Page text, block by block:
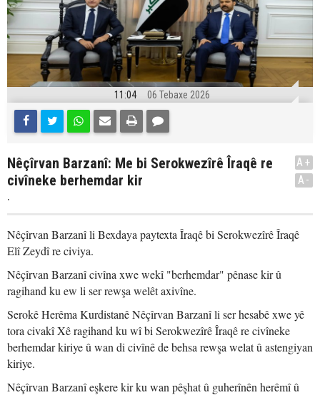
11:04 06 Tebaxe 2026
Nêçîrvan Barzanî: Me bi Serokwezîrê Îraqê re
civîneke berhemdar kir
.
A+
A-
Nêçîrvan Barzanî li Bexdaya paytexta Îraqê bi Serokwezîrê Îraqê
Elî Zeydî re civiya.
Nêçîrvan Barzanî civîna xwe wekî "berhemdar" pênase kir û
ragihand ku ew li ser rewşa welêt axivîne.
Serokê Herêma Kurdistanê Nêçîrvan Barzanî li ser hesabê xwe yê
tora civakî Xê ragihand ku wî bi Serokwezîrê Îraqê re civîneke
berhemdar kiriye û wan di civînê de behsa rewşa welat û astengiyan
kiriye.
Nêçîrvan Barzanî eşkere kir ku wan pêşhat û guherînên herêmî û